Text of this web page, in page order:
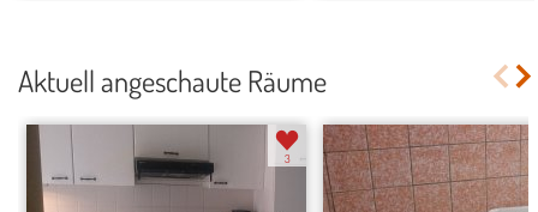
Aktuell angeschaute Räume
3